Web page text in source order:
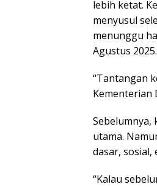
lebih ketat.
menyusul
menunggu
Agustus 2025.
“Tantangan
Kementerian
Sebelumnya,
utama.
dasar,
“Kalau